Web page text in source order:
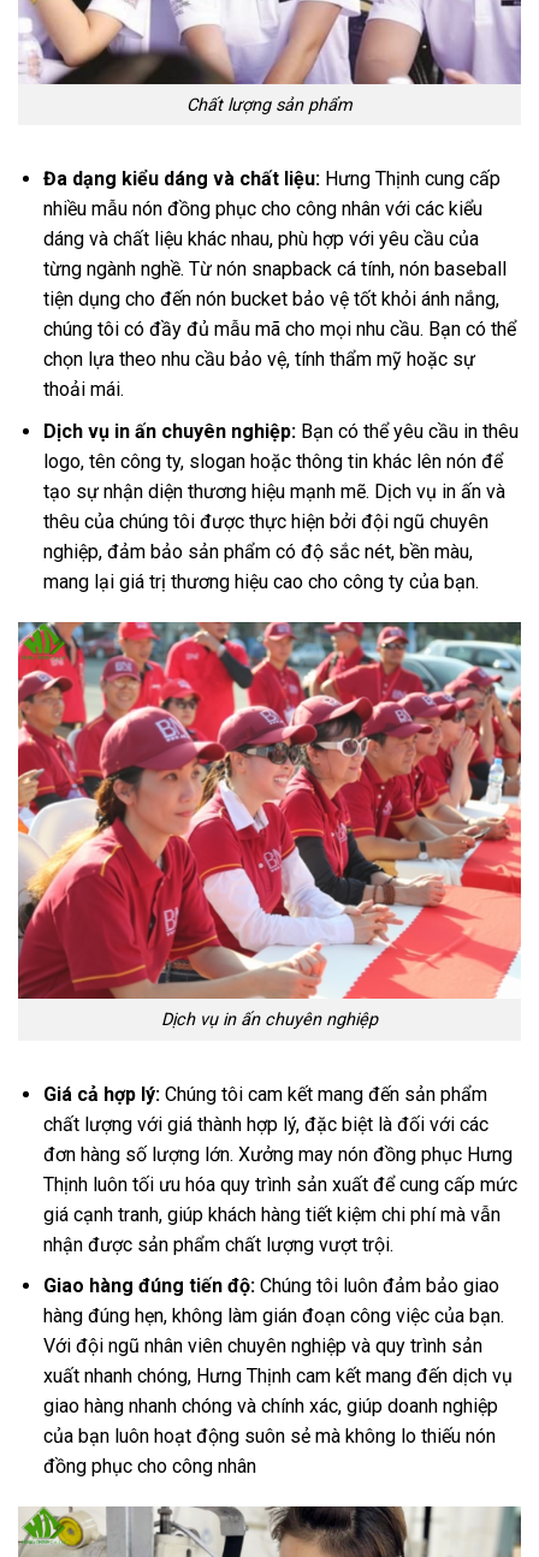
Chất lượng sản phẩm
Đa dạng kiểu dáng và chất liệu:Hưng Thịnh cung cấp
nhiều mẫu nón đồng phục cho công nhân với các kiểu
dáng và chất liệu khác nhau, phù hợp với yêu cầu của
từng ngành nghề. Từ nón snapback cá tính, nón baseball
tiện dụng cho đến nón bucket bảo vệ tốt khỏi ánh nắng,
chúng tôi có đầy đủ mẫu mã cho mọi nhu cầu. Bạn có thể
chọn lựa theo nhu cầu bảo vệ, tính thẩm mỹ hoặc sự
thoải mái.
Dịch vụ in ấn chuyên nghiệp:Bạn có thể yêu cầu in thêu
logo, tên công ty, slogan hoặc thông tin khác lên nón để
tạo sự nhận diện thương hiệu mạnh mẽ. Dịch vụ in ấn và
thêu của chúng tôi được thực hiện bởi đội ngũ chuyên
nghiệp, đảm bảo sản phẩm có độ sắc nét, bền màu,
mang lại giá trị thương hiệu cao cho công ty của bạn.
Dịch vụ in ấn chuyên nghiệp
Giá cả hợp lý:Chúng tôi cam kết mang đến sản phẩm
chất lượng với giá thành hợp lý, đặc biệt là đối với các
đơn hàng số lượng lớn. Xưởng may nón đồng phục Hưng
Thịnh luôn tối ưu hóa quy trình sản xuất để cung cấp mức
giá cạnh tranh, giúp khách hàng tiết kiệm chi phí mà vẫn
nhận được sản phẩm chất lượng vượt trội.
Giao hàng đúng tiến độ:Chúng tôi luôn đảm bảo giao
hàng đúng hẹn, không làm gián đoạn công việc của bạn.
Với đội ngũ nhân viên chuyên nghiệp và quy trình sản
xuất nhanh chóng, Hưng Thịnh cam kết mang đến dịch vụ
giao hàng nhanh chóng và chính xác, giúp doanh nghiệp
của bạn luôn hoạt động suôn sẻ mà không lo thiếu nón
đồng phục cho công nhân